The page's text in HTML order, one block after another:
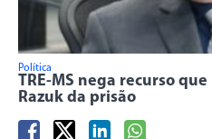
Política
TRE-MS nega recurso
Razuk da prisão